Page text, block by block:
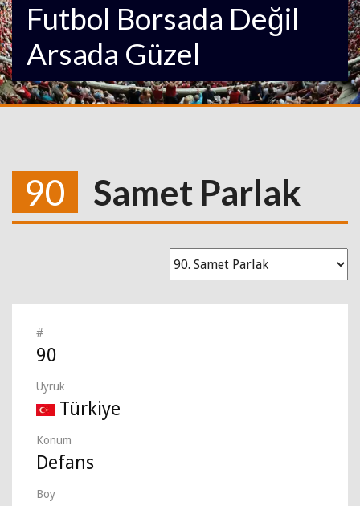
Futbol Borsada Değil
Arsada Güzel
90 Samet Parlak
#
90
Uyruk
Türkiye
Konum
Defans
Boy